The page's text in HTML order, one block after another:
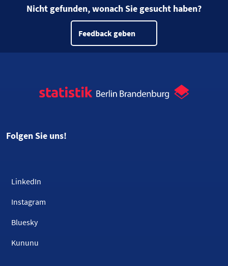
Nicht gefunden, wonach Sie gesucht haben?
Feedback geben
Folgen Sie uns!
LinkedIn
Instagram
Bluesky
Kununu